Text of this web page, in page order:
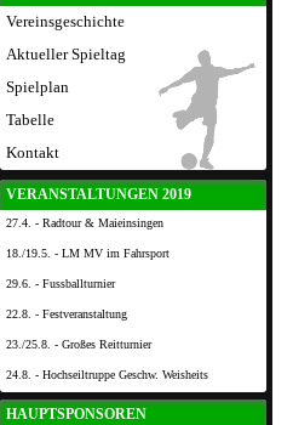
Vereinsgeschichte
Aktueller Spieltag
Spielplan
Tabelle
Kontakt
VERANSTALTUNGEN 2019
27.4. - Radtour & Maieinsingen
18./19.5. - LM MV im Fahrsport
29.6. - Fussballturnier
22.8. - Festveranstaltung
23./25.8. - Großes Reitturnier
24.8. - Hochseiltruppe Geschw. Weisheits
HAUPTSPONSOREN